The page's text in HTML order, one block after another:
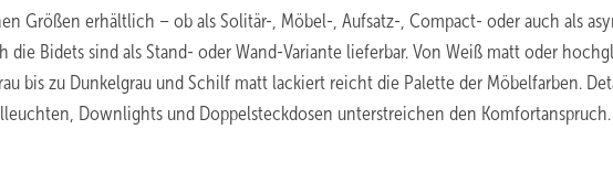
Größen erhältlich – ob als Solitär-, Möbel-, Aufsatz-, Compact- oder auch als
die Bidets sind als Stand- oder Wand-Variante lieferbar. Von Weiß matt oder
bis zu Dunkelgrau und Schilf matt lackiert reicht die Palette der Möbelfarben.
Downlights und Doppelsteckdosen unterstreichen den Komfortanspruch.